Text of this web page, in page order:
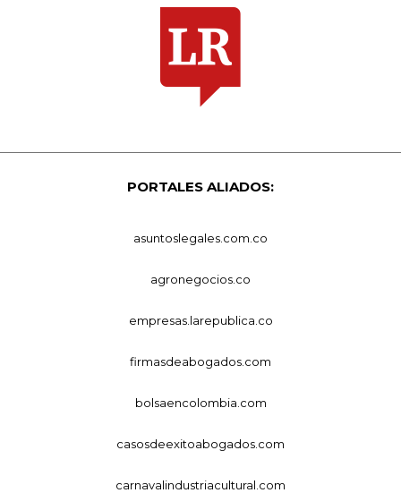
PORTALES ALIADOS:
asuntoslegales.com.co
agronegocios.co
empresas.larepublica.co
firmasdeabogados.com
bolsaencolombia.com
casosdeexitoabogados.com
carnavalindustriacultural.com